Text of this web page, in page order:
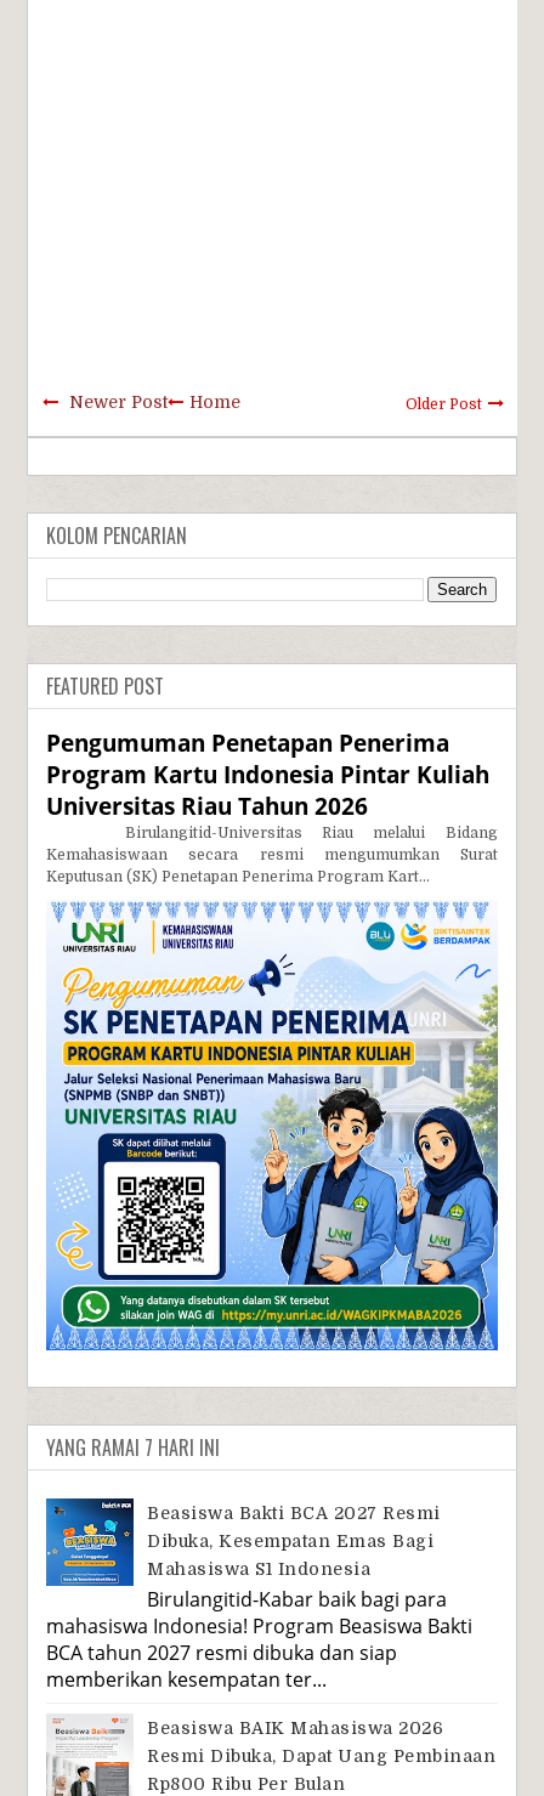
Newer Post Older Post
Home
KOLOM PENCARIAN
FEATURED POST
Pengumuman Penetapan Penerima
Program Kartu Indonesia Pintar Kuliah
Universitas Riau Tahun 2026
Birulangitid-Universitas Riau melalui Bidang
Kemahasiswaan secara resmi mengumumkan Surat
Keputusan (SK) Penetapan Penerima Program Kart...
YANG RAMAI 7 HARI INI
Beasiswa Bakti BCA 2027 Resmi
Dibuka, Kesempatan Emas Bagi
Mahasiswa S1 Indonesia
Birulangitid-Kabar baik bagi para
mahasiswa Indonesia! Program Beasiswa Bakti
BCA tahun 2027 resmi dibuka dan siap
memberikan kesempatan ter...
Beasiswa BAIK Mahasiswa 2026
Resmi Dibuka, Dapat Uang Pembinaan
Rp800 Ribu Per Bulan